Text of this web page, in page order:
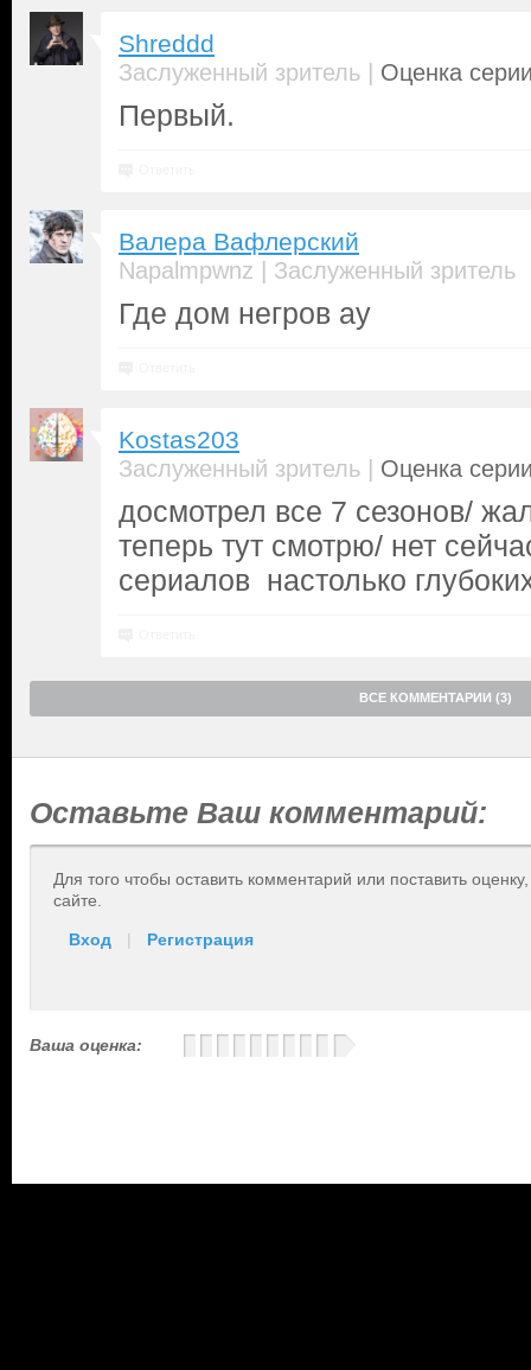
Shreddd
Заслуженный зритель | Оценка
Первый.
Валера Вафлерский
Napalmpwnz | Заслуженный зритель
Где дом негров ау
Kostas203
Заслуженный зритель | Оценка
досмотрел все 7 сезонов/
теперь тут смотрю/ нет
сериалов настолько
ВСЕ КОММЕНТАРИИ (3)
Оставьте Ваш комментарий:
Для того чтобы оставить комментарий или поставить
сайте.
Вход | Регистрация
Ваша оценка: